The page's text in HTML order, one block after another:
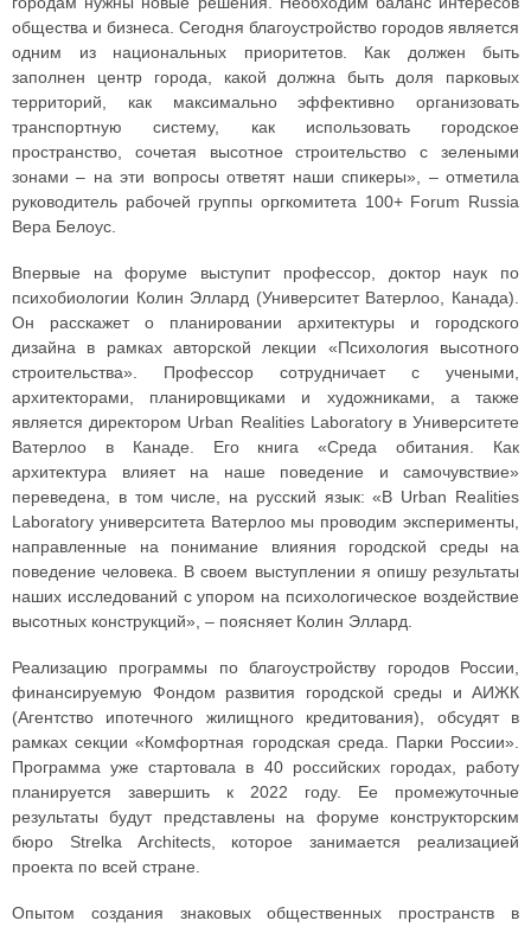
общества и бизнеса. Сегодня благоустройство городов является
одним из национальных приоритетов. Как должен быть
заполнен центр города, какой должна быть доля парковых
территорий, как максимально эффективно организовать
транспортную систему, как использовать городское
пространство, сочетая высотное строительство с зелеными
зонами – на эти вопросы ответят наши спикеры», – отметила
руководитель рабочей группы оргкомитета 100+ Forum Russia
Вера Белоус.
Впервые на форуме выступит профессор, доктор наук по
психобиологии Колин Эллард (Университет Ватерлоо, Канада).
Он расскажет о планировании архитектуры и городского
дизайна в рамках авторской лекции «Психология высотного
строительства». Профессор сотрудничает с учеными,
архитекторами, планировщиками и художниками, а также
является директором Urban Realities Laboratory в Университете
Ватерлоо в Канаде. Его книга «Среда обитания. Как
архитектура влияет на наше поведение и самочувствие»
переведена, в том числе, на русский язык: «В Urban Realities
Laboratory университета Ватерлоо мы проводим эксперименты,
направленные на понимание влияния городской среды на
поведение человека. В своем выступлении я опишу результаты
наших исследований с упором на психологическое воздействие
высотных конструкций», – поясняет Колин Эллард.
Реализацию программы по благоустройству городов России,
финансируемую Фондом развития городской среды и АИЖК
(Агентство ипотечного жилищного кредитования), обсудят в
рамках секции «Комфортная городская среда. Парки России».
Программа уже стартовала в 40 российских городах, работу
планируется завершить к 2022 году. Ее промежуточные
результаты будут представлены на форуме конструкторским
бюро Strelka Architects, которое занимается реализацией
проекта по всей стране.
Опытом создания знаковых общественных пространств в